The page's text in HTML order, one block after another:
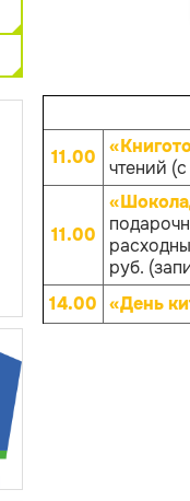
11.00
чтений
11.00
руб.
14.00 «День